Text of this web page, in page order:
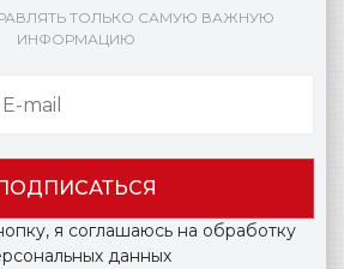
ТОЛЬКО САМУЮ ВАЖНУЮ
ИНФОРМАЦИЮ
я соглашаюсь на обработку
данных